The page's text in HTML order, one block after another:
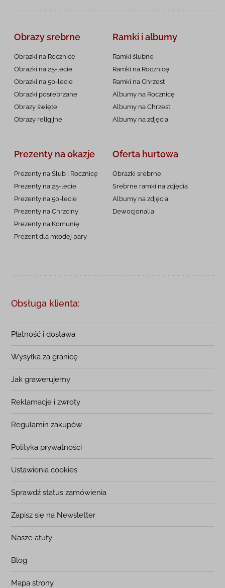
Obrazy srebrne
Obrazki na Rocznicę
Obrazki na 25-lecie
Obrazki na 50-lecie
Obrazki posrebrzane
Obrazy święte
Obrazy religijne
Ramki i albumy
Ramki ślubne
Ramki na Rocznicę
Ramki na Chrzest
Albumy na Rocznicę
Albumy na Chrzest
Albumy na zdjęcia
Prezenty na okazje
Prezenty na Ślub i Rocznicę
Prezenty na 25-lecie
Prezenty na 50-lecie
Prezenty na Chrzciny
Prezenty na Komunię
Prezent dla młodej pary
Oferta hurtowa
Obrazki srebrne
Srebrne ramki na zdjęcia
Albumy na zdjęcia
Dewocjonalia
Obsługa klienta:
Płatność i dostawa
Wysyłka za granicę
Jak grawerujemy
Reklamacje i zwroty
Regulamin zakupów
Polityka prywatności
Ustawienia cookies
Sprawdź status zamówienia
Zapisz się na Newsletter
Nasze atuty
Blog
Mapa strony